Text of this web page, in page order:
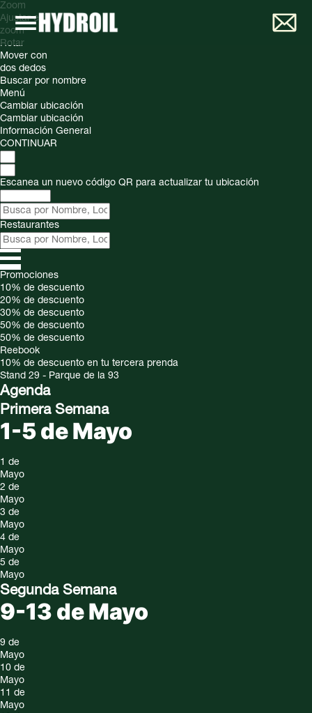
Zoom
Ajustar el
zoom
Rotar
Mover con
dos dedos
Buscar por nombre
Menú
Cambiar ubicación
Cambiar ubicación
Información General
CONTINUAR
Escanea un nuevo código QR para actualizar tu ubicación
Restaurantes
Promociones
10% de descuento
20% de descuento
30% de descuento
50% de descuento
50% de descuento
Reebook
10% de descuento en tu tercera prenda
Stand 29 - Parque de la 93
Agenda
Primera Semana
1-5 de Mayo
1 de
Mayo
2 de
Mayo
3 de
Mayo
4 de
Mayo
5 de
Mayo
Segunda Semana
9-13 de Mayo
9 de
Mayo
10 de
Mayo
11 de
Mayo